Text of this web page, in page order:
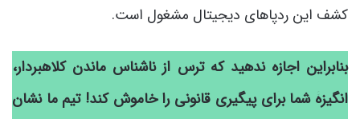
کشف این ردپاهای دیجیتال مشغول است.
بنابراین اجازه ندهید که ترس از ناشناس ماندن کلاهبردار،
انگیزۀ شما برای پیگیری قانونی را خاموش کند! تیم ما نشان